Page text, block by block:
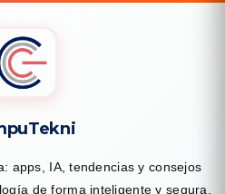
apps, IA, tendencias y consejos
de forma inteligente y segura.